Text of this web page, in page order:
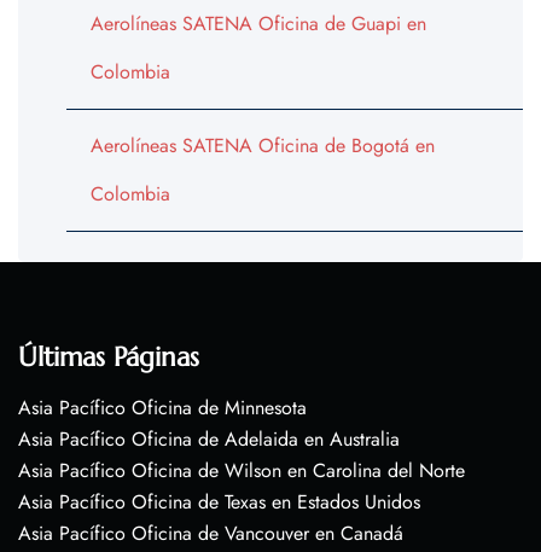
Aerolíneas SATENA Oficina de Guapi en
Colombia
Aerolíneas SATENA Oficina de Bogotá en
Colombia
Últimas Páginas
Asia Pacífico Oficina de Minnesota
Asia Pacífico Oficina de Adelaida en Australia
Asia Pacífico Oficina de Wilson en Carolina del Norte
Asia Pacífico Oficina de Texas en Estados Unidos
Asia Pacífico Oficina de Vancouver en Canadá